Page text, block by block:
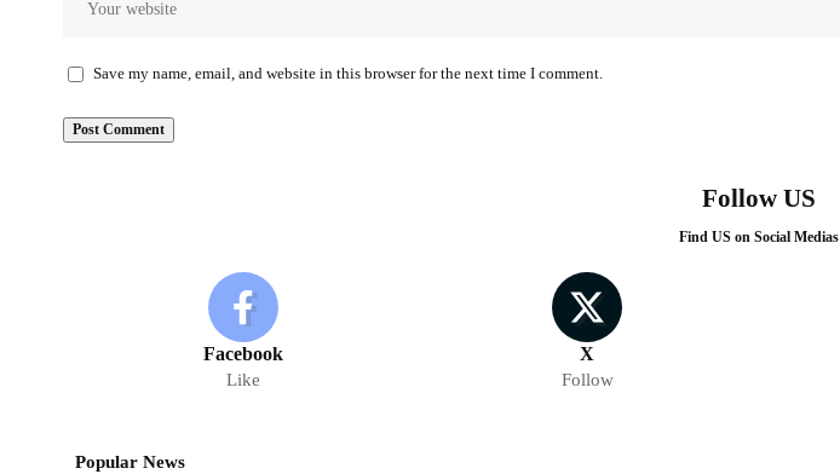
Save my name, email, and website in this browser for the next time I comment.
Follow US
Find US on Social Medias
Facebook
Like
X
Follow
Popular News